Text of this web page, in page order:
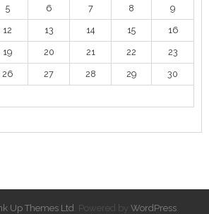
5 6 7 8 9
12 13 14 15 16
19 20 21 22 23
26 27 28 29 30
Up Themes Ltd . Powered by WordPress.